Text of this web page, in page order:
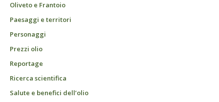
Oliveto e Frantoio
Paesaggi e territori
Personaggi
Prezzi olio
Reportage
Ricerca scientifica
Salute e benefici dell’olio